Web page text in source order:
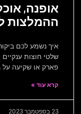
אופנה,
ההמלצות
איך נשמע לכם
שלטי חוצות
פארק או שקיעה על
קרא עוד »
23 בספטמבר 2023